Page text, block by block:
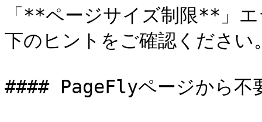
「**ページサイズ制限**」
下のヒントをご確認ください
#### PageFlyページから不